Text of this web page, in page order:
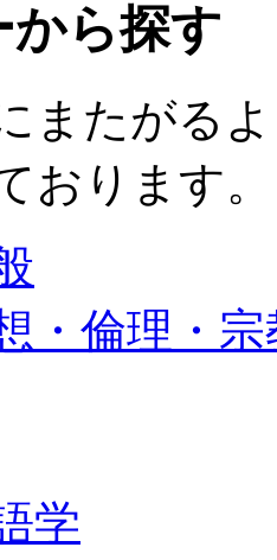
から探す
またがる
おります。
・倫理・宗
学